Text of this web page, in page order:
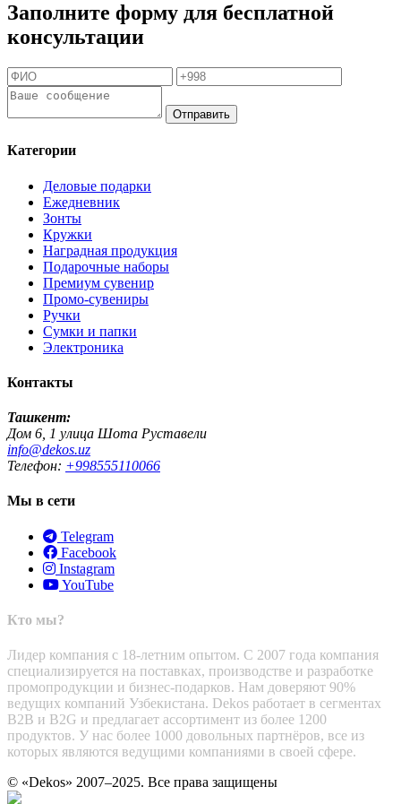
Заполните форму для бесплатной
консультации
Отправить
Категории
Деловые подарки
Ежедневник
Зонты
Кружки
Наградная продукция
Подарочные наборы
Премиум сувенир
Промо-сувениры
Ручки
Сумки и папки
Электроника
Контакты
Ташкент:
Дом 6, 1 улица Шота Руставели
info@dekos.uz
Телефон: +998555110066
Мы в сети
Telegram
Facebook
Instagram
YouTube
Кто мы?
Лидер компания с 18-летним опытом. С 2007 года компания
специализируется на поставках, производстве и разработке
промопродукции и бизнес-подарков. Нам доверяют 90%
ведущих компаний Узбекистана. Dekos работает в сегментах
B2B и B2G и предлагает ассортимент из более 1200
продуктов. У нас более 1000 довольных партнёров, все из
которых являются ведущими компаниями в своей сфере.
© «Dekos» 2007–2025. Все права защищены